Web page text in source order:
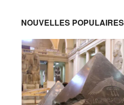
NOUVELLES POPULAIRES